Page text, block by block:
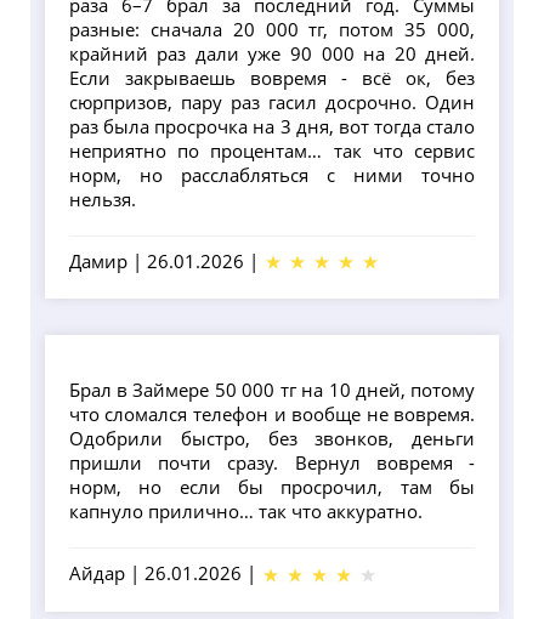
разные: сначала 20 000 тг, потом 35 000,
крайний раз дали уже 90 000 на 20 дней.
Если закрываешь вовремя - всё ок, без
сюрпризов, пару раз гасил досрочно. Один
раз была просрочка на 3 дня, вот тогда стало
неприятно по процентам… так что сервис
норм, но расслабляться с ними точно
нельзя.
Дамир | 26.01.2026 |
Брал в Займере 50 000 тг на 10 дней, потому
что сломался телефон и вообще не вовремя.
Одобрили быстро, без звонков, деньги
пришли почти сразу. Вернул вовремя -
норм, но если бы просрочил, там бы
капнуло прилично… так что аккуратно.
Айдар | 26.01.2026 |